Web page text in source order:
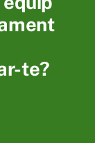
te?